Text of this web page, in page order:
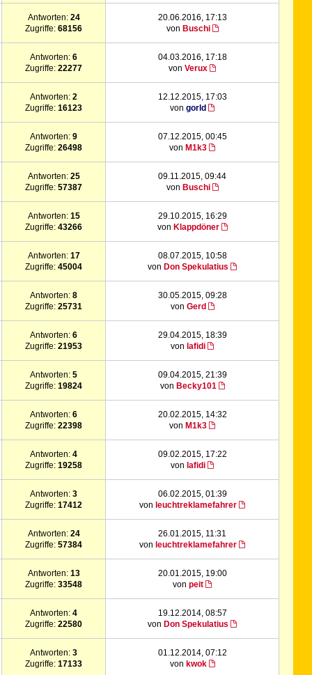
Antworten: 24
Zugriffe:68156
20.06.2016, 17:13
von Buschi
Antworten:6
Zugriffe:22277
04.03.2016, 17:18
vonVerux
Antworten:2
Zugriffe:16123
12.12.2015, 17:03
vongorld
Antworten:9
Zugriffe:26498
07.12.2015, 00:45
von M1k3
Antworten: 25
Zugriffe:57387
09.11.2015, 09:44
von Buschi
Antworten: 15
Zugriffe:43266
29.10.2015, 16:29
von Klappdöner
Antworten: 17
Zugriffe:45004
08.07.2015, 10:58
von Don Spekulatius
Antworten:8
Zugriffe:25731
30.05.2015, 09:28
von Gerd
Antworten:6
Zugriffe:21953
29.04.2015, 18:39
von lafidi
Antworten:5
Zugriffe:19824
09.04.2015, 21:39
von Becky101
Antworten:6
Zugriffe:22398
20.02.2015, 14:32
von M1k3
Antworten:4
Zugriffe:19258
09.02.2015, 17:22
von lafidi
Antworten:3
Zugriffe:17412
06.02.2015, 01:39
von leuchtreklamefahrer
Antworten: 24
Zugriffe:57384
26.01.2015, 11:31
von leuchtreklamefahrer
Antworten: 13
Zugriffe:33548
20.01.2015, 19:00
vonpeit
Antworten:4
Zugriffe:22580
19.12.2014, 08:57
von Don Spekulatius
Antworten:3
Zugriffe:17133
01.12.2014, 07:12
von kwok